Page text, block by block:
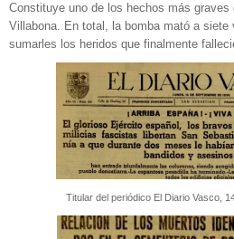
Constituye uno de los hechos más
Villabona. En total, la bomba mató a
sumarles los heridos que finalmente
Titular del periódico El Diario Vasco,